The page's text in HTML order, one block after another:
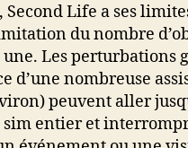
Life a ses
du nombre
une. Les perturbations
d’une nombreuse
peuvent aller
sim entier et